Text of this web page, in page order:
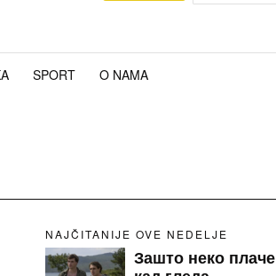
SPORT O NAMA
NAJČITANIJE OVE NEDELJE
Зашто неко плаче